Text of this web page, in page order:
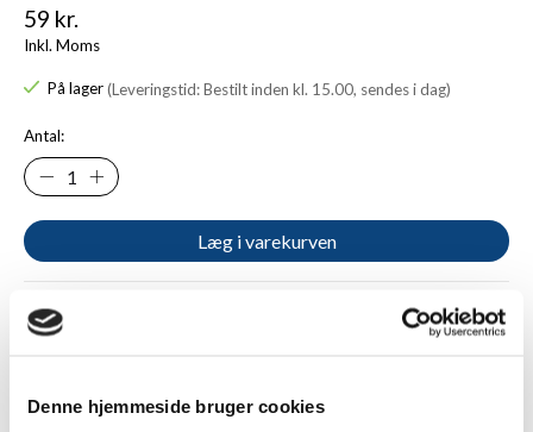
Denne hjemmeside bruger cookies
59 kr.
Inkl. Moms
På lager(Leveringstid: Bestilt inden kl. 15.00, sendes i dag)
Antal:
Læg i varekurven
3 års garanti
Gratis fragt fra 1.000 kr.